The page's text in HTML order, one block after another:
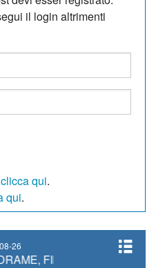
il login altrimenti
clicca qui.
qui.
26
FIORELLI